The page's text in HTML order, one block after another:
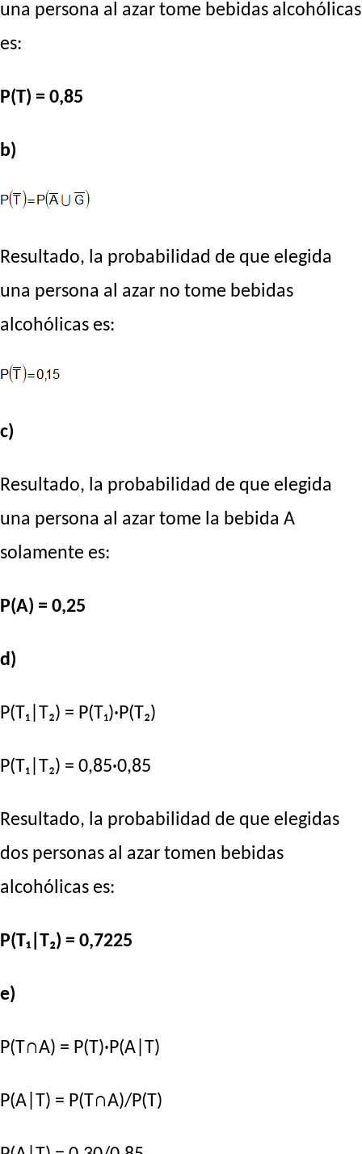
una persona al azar tome bebidas alcohólicas
es:
P(T) = 0,85
b)
Resultado, la probabilidad de que elegida
una persona al azar no tome bebidas
alcohólicas es:
c)
Resultado, la probabilidad de que elegida
una persona al azar tome la bebida A
solamente es:
P(A) = 0,25
d)
P(T₁|T₂) = P(T₁)·P(T₂)
P(T₁|T₂) = 0,85·0,85
Resultado, la probabilidad de que elegidas
dos personas al azar tomen bebidas
alcohólicas es:
P(T₁|T₂) = 0,7225
e)
P(T∩A) = P(T)·P(A|T)
P(A|T) = P(T∩A)/P(T)